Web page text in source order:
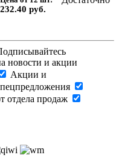
232.40 руб.
новости и акции
Акции и
отдела продаж